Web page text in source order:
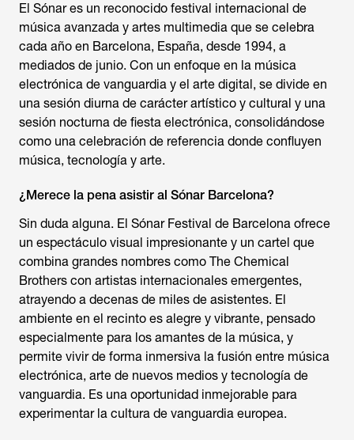
El Sónar es un reconocido festival internacional de
música avanzada y artes multimedia que se celebra
cada año en Barcelona, España, desde 1994, a
mediados de junio. Con un enfoque en la música
electrónica de vanguardia y el arte digital, se divide en
una sesión diurna de carácter artístico y cultural y una
sesión nocturna de fiesta electrónica, consolidándose
como una celebración de referencia donde confluyen
música, tecnología y arte.
¿Merece la pena asistir al Sónar Barcelona?
Sin duda alguna. El Sónar Festival de Barcelona ofrece
un espectáculo visual impresionante y un cartel que
combina grandes nombres como The Chemical
Brothers con artistas internacionales emergentes,
atrayendo a decenas de miles de asistentes. El
ambiente en el recinto es alegre y vibrante, pensado
especialmente para los amantes de la música, y
permite vivir de forma inmersiva la fusión entre música
electrónica, arte de nuevos medios y tecnología de
vanguardia. Es una oportunidad inmejorable para
experimentar la cultura de vanguardia europea.